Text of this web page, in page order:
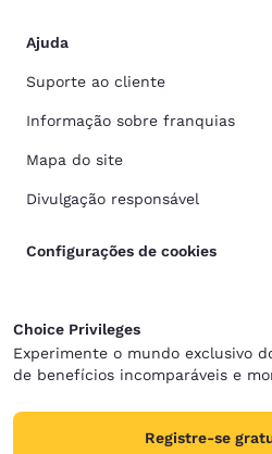
Ajuda
Suporte ao cliente
Informação sobre franquias
Mapa do site
Divulgação responsável
Configurações de cookies
Choice Privileges
Experimente o mundo exclusivo
de benefícios incomparáveis e
Registre-se